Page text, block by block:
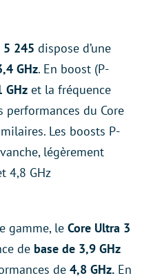
5 245 dispose d’une
GHz. En boost (P-
GHz et la fréquence
performances du Core
Les boosts P-
légèrement
4,8 GHz
gamme, le Core Ultra 3
de base de 3,9 GHz
de 4,8 GHz. En